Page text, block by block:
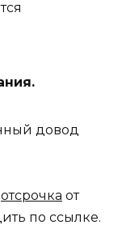
довод
отсрочка от
по ссылке.